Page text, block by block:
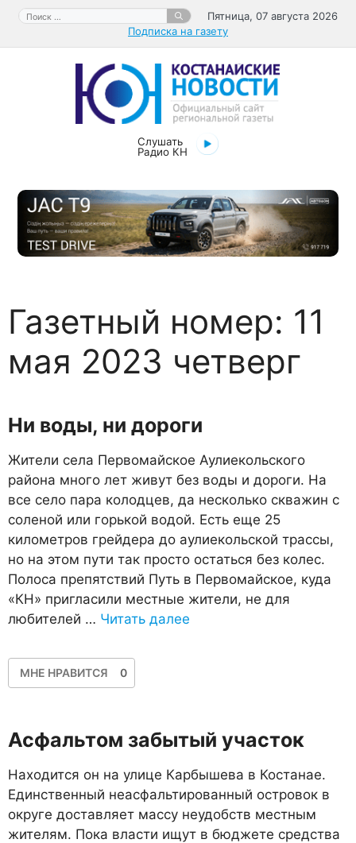
Перейти
содержимому
Поиск:
Пятница, 07 августа 2026
Подписка на газету
Слушать
Радио КН
Газетный номер: 11
мая 2023 четверг
Ни воды, ни дороги
Жители села Первомайское Аулиекольского
района много лет живут без воды и дороги. На
все село пара колодцев, да несколько скважин с
соленой или горькой водой. Есть еще 25
километров грейдера до аулиекольской трассы,
но на этом пути так просто остаться без колес.
Полоса препятствий Путь в Первомайское, куда
«КН» пригласили местные жители, не для
любителей … Читать далее
МНЕ НРАВИТСЯ 0
Асфальтом забытый участок
Находится он на улице Карбышева в Костанае.
Единственный неасфальтированный островок в
округе доставляет массу неудобств местным
жителям. Пока власти ищут в бюджете средства